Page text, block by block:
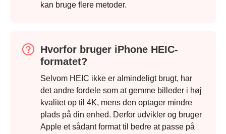
kan bruge flere metoder.
Hvorfor bruger iPhone HEIC-
formatet?
Selvom HEIC ikke er almindeligt brugt, har
det andre fordele som at gemme billeder i høj
kvalitet op til 4K, mens den optager mindre
plads på din enhed. Derfor udvikler og bruger
Apple et sådant format til bedre at passe på